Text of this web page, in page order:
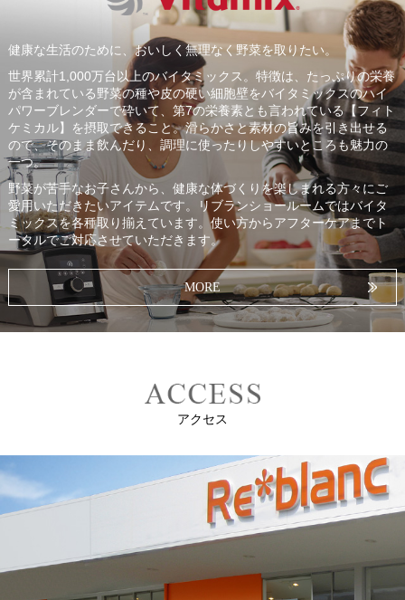
健康な生活のために、おいしく無理なく野菜を取りたい。
世界累計1,000万台以上のバイタミックス。特徴は、たっぷりの栄養
が含まれている野菜の種や皮の硬い細胞壁をバイタミックスのハイ
パワーブレンダーで砕いて、第7の栄養素とも言われている【フィト
ケミカル】を摂取できること。滑らかさと素材の旨みを引き出せる
ので、そのまま飲んだり、調理に使ったりしやすいところも魅力の
一つ。
野菜が苦手なお子さんから、健康な体づくりを楽しまれる方々にご
愛用いただきたいアイテムです。リブランショールームではバイタ
ミックスを各種取り揃えています。使い方からアフターケアまでト
ータルでご対応させていただきます。
MORE
アクセス